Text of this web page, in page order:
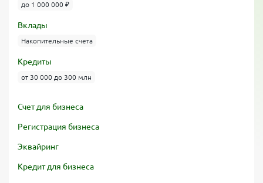
до 1 000 000 ₽
Вклады
Накопительные счета
Кредиты
от 30 000 до 300 млн
Счет для бизнеса
Регистрация бизнеса
Эквайринг
Кредит для бизнеса